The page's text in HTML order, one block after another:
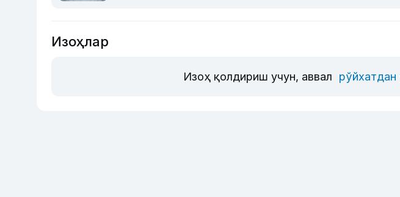
Изоҳлар
Изоҳ қолдириш учун, аввал рўйхатдан